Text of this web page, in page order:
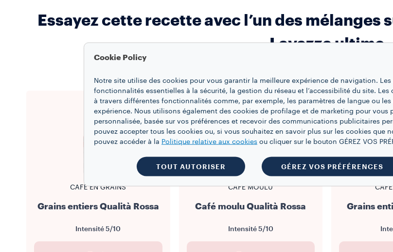
Essayez cette recette avec l’un des
Lavazza ultime
Ajoutez la mention sur Instagram @lavazzausa avec
CAFÉ EN GRAINS
Grains entiers Qualità Rossa
Intensité5/10
CAFÉ MOULU
Café moulu Qualità Rossa
Intensité 5/10
Grains
Cookie Policy
Notre site utilise des cookies pour vous garantir la meilleure expérience de navigation. Les
fonctionnalités essentielles à la sécurité, la gestion du réseau et l’accessibilité du site.
à travers différentes fonctionnalités comme, par exemple, les paramètres de langue ou
expérience. Nous utilisons également des cookies de profilage et de marketing pour vous
personnalisée, basée sur vos préférences et recevoir des communications publicitaires
pouvez accepter tous les cookies ou, si vous souhaitez en savoir plus sur les cookies que
pouvez accéder à la Politique relative aux cookies ou cliquer sur le bouton GÉREZ VOS
TOUT AUTORISER GÉREZ VOS PRÉFÉRENCES